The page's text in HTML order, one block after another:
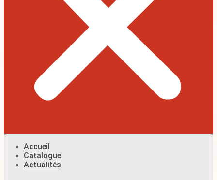
Accueil
Catalogue
Actualités